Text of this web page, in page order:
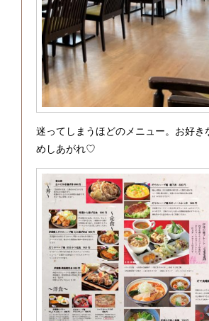
迷ってしまうほどのメニュー。お好き
めしあがれ♡